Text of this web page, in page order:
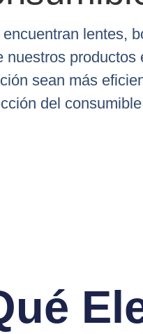
lentes,
sean más
del